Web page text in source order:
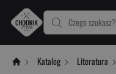
Czego szukasz?
Katalog Literatura